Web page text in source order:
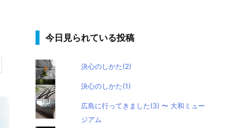
今日見られている投稿
決心のしかた(2)
決心のしかた(1)
広島に行ってきました(3) 〜 大和ミュー
ジアム